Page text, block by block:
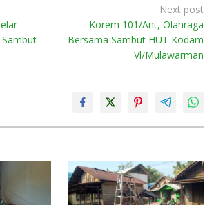
Next post
Korem 101/Ant, Olahraga
Bersama Sambut HUT Kodam
Vl/Mulawarman